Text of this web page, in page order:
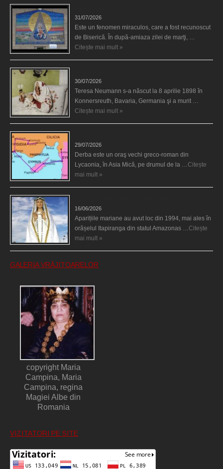
31/07/2026
Este un fenomen miraculos, care a fost recunoscut
de Biserică. În după-amiaza zilei de marţi, …
Citește mai mult »
30/07/2026
Teresa Neumann s-a născut la 8 aprilie 1898 în
Konnersreuth, Bavaria, Germania şi a murit …
Citește mai mult »
29/07/2026
Derba este un oraş vechi greco-roman din
Lycaonia, în Asia Mică, pe drumul de la …Citește
mai mult »
16/06/2026
Aparițiile mariane au avut loc din 1994, mai ales în
orășelul Itapiranga din statul Amazonas …Citește
mai mult »
GALERIA VRĂJITOARELOR
copyright Maria
Campina, Maria
Campina, regina
Magiei Albe din
Romania
VIZITATORI PE SITE